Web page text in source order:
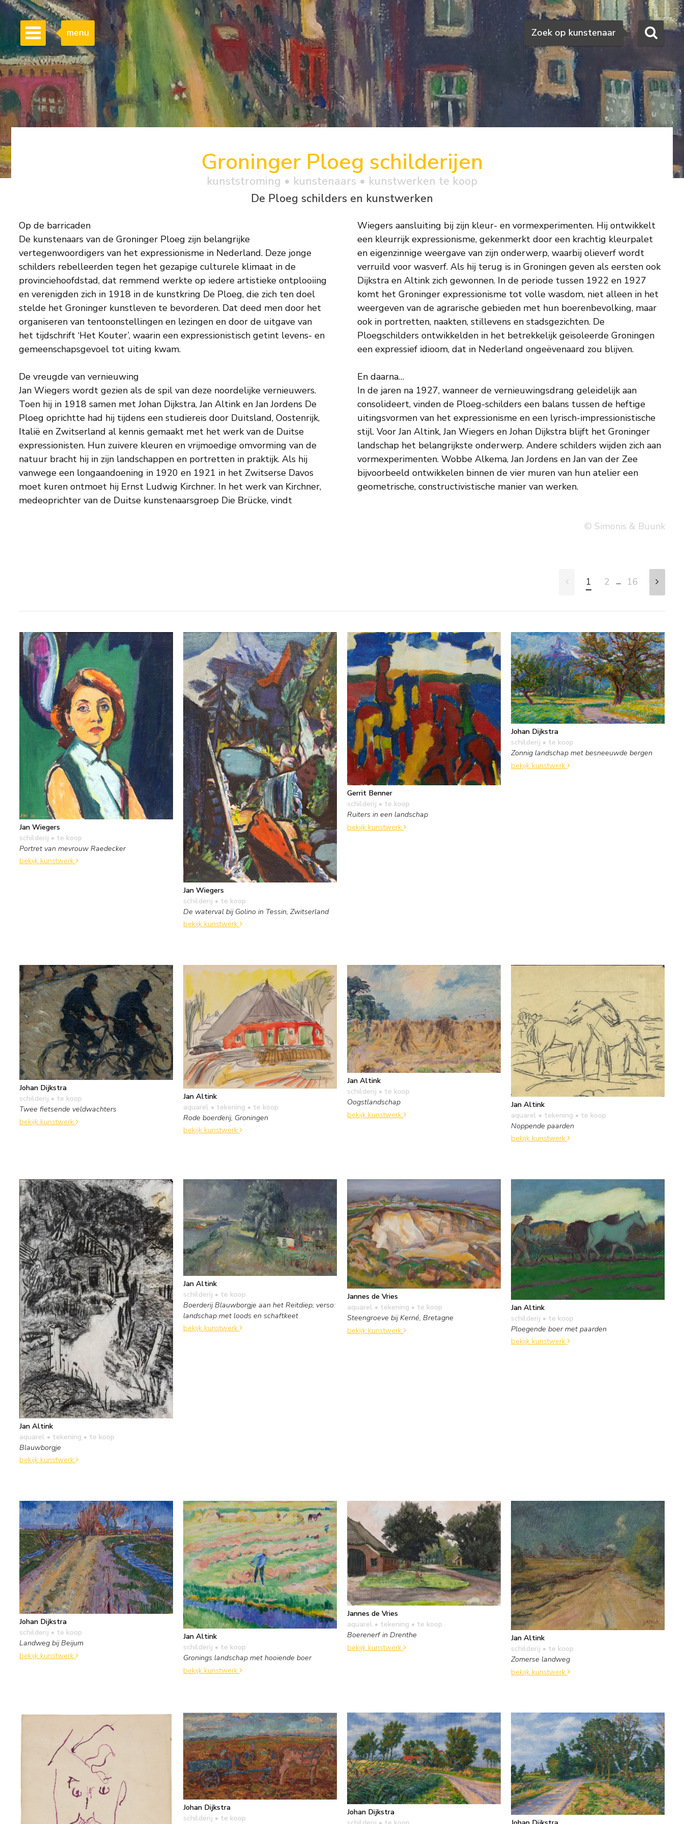
Zoeken
Zoek op kunstenaar
menu
Groninger Ploeg schilderijen
kunststroming • kunstenaars • kunstwerken te koop
De Ploeg schilders en kunstwerken
Op de barricaden
De kunstenaars van de Groninger Ploeg zijn belangrijke
vertegenwoordigers van het expressionisme in Nederland. Deze jonge
schilders rebelleerden tegen het gezapige culturele klimaat in de
provinciehoofdstad, dat remmend werkte op iedere artistieke ontplooiing
en verenigden zich in 1918 in de kunstkring De Ploeg, die zich ten doel
stelde het Groninger kunstleven te bevorderen. Dat deed men door het
organiseren van tentoonstellingen en lezingen en door de uitgave van
het tijdschrift ‘Het Kouter’, waarin een expressionistisch getint levens- en
gemeenschapsgevoel tot uiting kwam.
De vreugde van vernieuwing
Jan Wiegers wordt gezien als de spil van deze noordelijke vernieuwers.
Toen hij in 1918 samen met Johan Dijkstra, Jan Altink en Jan Jordens De
Ploeg oprichtte had hij tijdens een studiereis door Duitsland, Oostenrijk,
Italië en Zwitserland al kennis gemaakt met het werk van de Duitse
expressionisten. Hun zuivere kleuren en vrijmoedige omvorming van de
natuur bracht hij in zijn landschappen en portretten in praktijk. Als hij
vanwege een longaandoening in 1920 en 1921 in het Zwitserse Davos
moet kuren ontmoet hij Ernst Ludwig Kirchner. In het werk van Kirchner,
medeoprichter van de Duitse kunstenaarsgroep Die Brücke, vindt
Wiegers aansluiting bij zijn kleur- en vormexperimenten. Hij ontwikkelt
een kleurrijk expressionisme, gekenmerkt door een krachtig kleurpalet
en eigenzinnige weergave van zijn onderwerp, waarbij olieverf wordt
verruild voor wasverf. Als hij terug is in Groningen geven als eersten ook
Dijkstra en Altink zich gewonnen. In de periode tussen 1922 en 1927
komt het Groninger expressionisme tot volle wasdom, niet alleen in het
weergeven van de agrarische gebieden met hun boerenbevolking, maar
ook in portretten, naakten, stillevens en stadsgezichten. De
Ploegschilders ontwikkelden in het betrekkelijk geïsoleerde Groningen
een expressief idioom, dat in Nederland ongeëvenaard zou blijven.
En daarna…
In de jaren na 1927, wanneer de vernieuwingsdrang geleidelijk aan
consolideert, vinden de Ploeg-schilders een balans tussen de heftige
uitingsvormen van het expressionisme en een lyrisch-impressionistische
stijl. Voor Jan Altink, Jan Wiegers en Johan Dijkstra blijft het Groninger
landschap het belangrijkste onderwerp. Andere schilders wijden zich aan
vormexperimenten. Wobbe Alkema, Jan Jordens en Jan van der Zee
bijvoorbeeld ontwikkelen binnen de vier muren van hun atelier een
geometrische, constructivistische manier van werken.
© Simonis & Buunk
1 2 ... 16
Jan Wiegers
schilderij • te koop
Portret van mevrouw Raedecker
bekijk kunstwerk
Jan Wiegers
schilderij • te koop
De waterval bij Golino in Tessin, Zwitserland
bekijk kunstwerk
Gerrit Benner
schilderij • te koop
Ruiters in een landschap
bekijk kunstwerk
Johan Dijkstra
schilderij • te koop
Zonnig landschap met besneeuwde bergen
bekijk kunstwerk
Johan Dijkstra
schilderij • te koop
Twee fietsende veldwachters
bekijk kunstwerk
Jan Altink
aquarel • tekening • te koop
Rode boerderij, Groningen
bekijk kunstwerk
Jan Altink
schilderij • te koop
Oogstlandschap
bekijk kunstwerk
Jan Altink
aquarel • tekening • te koop
Noppende paarden
bekijk kunstwerk
Jan Altink
aquarel • tekening • te koop
Blauwborgje
bekijk kunstwerk
Jan Altink
schilderij • te koop
Boerderij Blauwborgje aan het Reitdiep; verso:
landschap met loods en schaftkeet
bekijk kunstwerk
Jannes de Vries
aquarel • tekening • te koop
Steengroeve bij Kerné, Bretagne
bekijk kunstwerk
Jan Altink
schilderij • te koop
Ploegende boer met paarden
bekijk kunstwerk
Johan Dijkstra
schilderij • te koop
Landweg bij Beijum
bekijk kunstwerk
Jan Altink
schilderij • te koop
Gronings landschap met hooiende boer
bekijk kunstwerk
Jannes de Vries
aquarel • tekening • te koop
Boerenerf in Drenthe
bekijk kunstwerk
Jan Altink
schilderij • te koop
Zomerse landweg
bekijk kunstwerk
Johan Dijkstra
schilderij • te koop
Johan Dijkstra